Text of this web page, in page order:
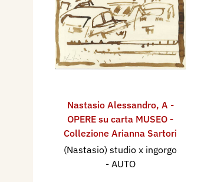
Nastasio Alessandro, A -
OPERE su carta MUSEO -
Collezione Arianna Sartori
(Nastasio) studio x ingorgo
- AUTO